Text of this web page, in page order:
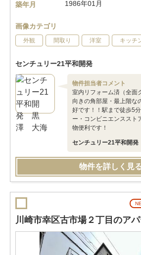
築年月
1986年01月
画像カテゴリ
外観 間取り 洋室 キッチ
センチュリー21平和開発
物件担当者コメント
室内リフォーム済（全面
向きの角部屋・最上階な
好です！！駅まで徒歩5
ー・コンビニエンススト
物便利です！
センチュリー21平和開
物件を詳しく見
川崎市幸区古市場２丁目のアパ